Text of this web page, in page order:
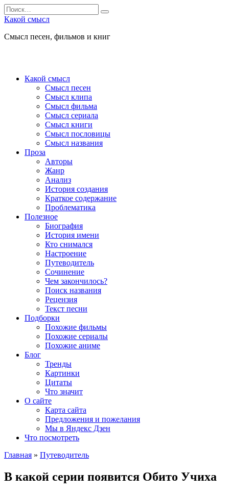
Перейти
к
Search
for:
Какой смысл
Смысл песен, фильмов и книг
Какой смысл
Смысл песен
Смысл клипа
Смысл фильма
Смысл сериала
Смысл книги
Смысл пословицы
Смысл названия
Проза
Авторы
Жанр
Анализ
История создания
Краткое содержание
Проблематика
Полезное
Биография
История имени
Кто снимался
Настроение
Путеводитель
Сочинение
Чем закончилось?
Поиск названия
Рецензия
Текст песни
Подборки
Похожие фильмы
Похожие сериалы
Похожие аниме
Блог
Тренды
Картинки
Цитаты
Что значит
О сайте
Карта сайта
Предложения и пожелания
Мы в Яндекс Дзен
Что посмотреть
Главная » Путеводитель
В какой серии появится Обито Учиха